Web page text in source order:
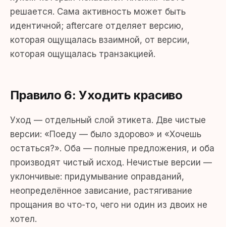
решается. Сама активность может быть
идентичной; aftercare отделяет версию,
которая ощущалась взаимной, от версии,
которая ощущалась транзакцией.
Правило 6: Уходить красиво
Уход — отдельный слой этикета. Две чистые
версии: «Поеду — было здорово» и «Хочешь
остаться?». Оба — полные предложения, и оба
производят чистый исход. Нечистые версии —
уклончивые: придумывание оправданий,
неопределённое зависание, растягивание
прощания во что-то, чего ни один из двоих не
хотел.